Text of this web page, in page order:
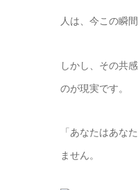
人は、今この瞬
しかし、その共
のが現実です。
「あなたはあな
ません。